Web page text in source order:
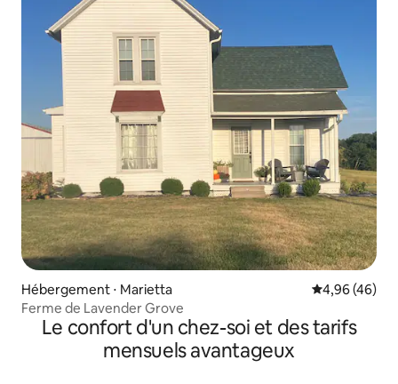
Hébergement ⋅ Marietta Évaluation
4,96 (46)
Ferme de Lavender Grove
Le confort d'un chez-soi et des tarifs
mensuels avantageux